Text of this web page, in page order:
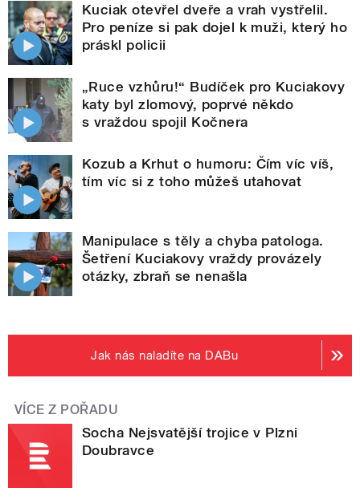
Kuciak otevřel dveře a vrah vystřelil.
Pro peníze si pak dojel k muži, který ho
práskl policii
„Ruce vzhůru!“ Budíček pro Kuciakovy
katy byl zlomový, poprvé někdo
s vraždou spojil Kočnera
Kozub a Krhut o humoru: Čím víc víš,
tím víc si z toho můžeš utahovat
Manipulace s těly a chyba patologa.
Šetření Kuciakovy vraždy provázely
otázky, zbraň se nenašla
Jak nás naladíte na DABu
VÍCE Z POŘADU
Socha Nejsvatější trojice v Plzni
Doubravce